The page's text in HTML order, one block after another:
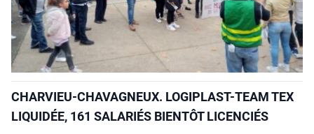
CHARVIEU-CHAVAGNEUX. LOGIPLAST-TEAM TEX
LIQUIDÉE, 161 SALARIÉS BIENTÔT LICENCIÉS